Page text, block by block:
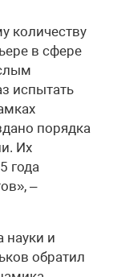
количеству
в сфере
испытать
порядка
Их
года
–
науки и
обратил